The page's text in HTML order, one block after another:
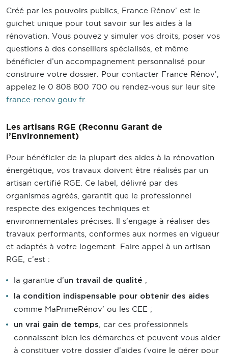
Créé par les pouvoirs publics, France Rénov’ est le
guichet unique pour tout savoir sur les aides à la
rénovation. Vous pouvez y simuler vos droits, poser vos
questions à des conseillers spécialisés, et même
bénéficier d’un accompagnement personnalisé pour
construire votre dossier. Pour contacter France Rénov’,
appelez le 0 808 800 700 ou rendez-vous sur leur site
france-renov.gouv.fr
Les artisans RGE (Reconnu Garant de
l’Environnement)
Pour bénéficier de la plupart des aides à la rénovation
énergétique, vos travaux doivent être réalisés par un
artisan certifié RGE. Ce label, délivré par des
organismes agréés, garantit que le professionnel
respecte des exigences techniques et
environnementales précises. Il s’engage à réaliser des
travaux performants, conformes aux normes en vigueur
et adaptés à votre logement. Faire appel à un artisan
RGE, c’est :
la garantie d’un travail de qualité ;
la condition indispensable pour obtenir des aides
comme MaPrimeRénov’ ou les CEE ;
un vrai gain de temps
, car ces professionnels
connaissent bien les démarches et peuvent vous aider
à constituer votre dossier d’aides (voire le gérer pour